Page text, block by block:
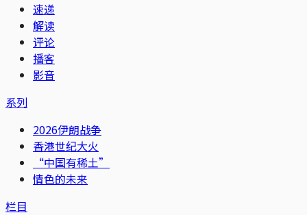
速递
解读
评论
播客
影音
系列
2026伊朗战争
香港世纪大火
“中国有稀土”
情色的未来
栏目